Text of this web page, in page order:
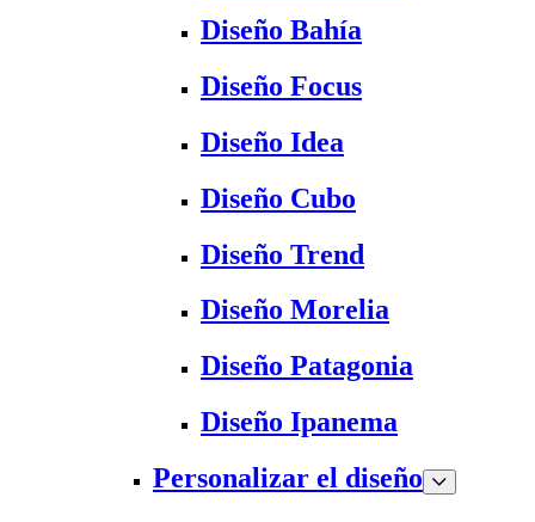
Diseño Bahía
Diseño Focus
Diseño Idea
Diseño Cubo
Diseño Trend
Diseño Morelia
Diseño Patagonia
Diseño Ipanema
Personalizar el diseño